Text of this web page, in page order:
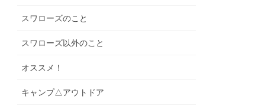
スワローズのこと
スワローズ以外のこと
オススメ！
キャンプ△アウトドア